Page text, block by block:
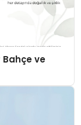
Bahçe ve